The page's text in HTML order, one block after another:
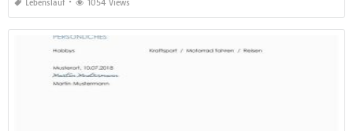
Lebenslauf 1054 Views